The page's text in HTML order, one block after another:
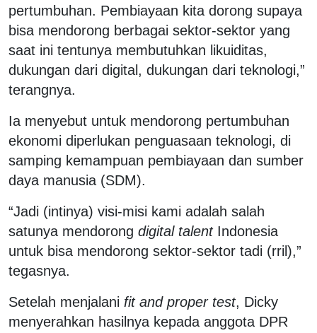
pertumbuhan. Pembiayaan kita dorong supaya
bisa mendorong berbagai sektor-sektor yang
saat ini tentunya membutuhkan likuiditas,
dukungan dari digital, dukungan dari teknologi,”
terangnya.
Ia menyebut untuk mendorong pertumbuhan
ekonomi diperlukan penguasaan teknologi, di
samping kemampuan pembiayaan dan sumber
daya manusia (SDM).
“Jadi (intinya) visi-misi kami adalah salah
satunya mendorong digital talentIndonesia
untuk bisa mendorong sektor-sektor tadi (rril),”
tegasnya.
Setelah menjalani fit and proper test, Dicky
menyerahkan hasilnya kepada anggota DPR